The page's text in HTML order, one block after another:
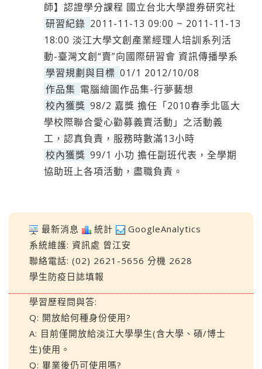
師】認證學分課程 國立台北大學證券研究社
研習紀錄 2011-11-13 09:00 ~ 2011-11-13
18:00 淡江大學文創產業經理人培訓系列活
動-臺灣文創“賣”向國際研習會 資訊傳播學系
學習規劃與目標 01/1 2012/10/08
作品集 電腦繪圖作品集-行夢藝想
校內獲獎 98/2 嘉獎 擔任「2010春季北區大
學校際聯合愛心勸募義賣活動」之活動義
工，認真負責，服務時數滿13小時
校內獲獎 99/1 小功 擔任副班代表，全學期
協助班上各項活動，盡職負責。
最新消息 統計
GoogleAnalytics
系統維護: 資訊處 曾江安
聯絡電話: (02) 2621-5656 分機 2628
學生防疫日誌填報
學習歷程問與答:
Q: 開放給何種身份使用?
A: 目前僅開放給淡江大學學生(含大學、碩/博士
生)使用。
Q: 畢業後仍可使用嗎?